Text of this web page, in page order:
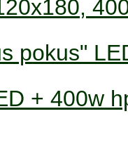
pokus"
+ 400w